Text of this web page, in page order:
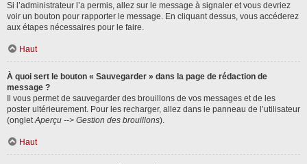
Si l’administrateur l’a permis, allez sur le message à signaler et vous devriez
voir un bouton pour rapporter le message. En cliquant dessus, vous accéderez
aux étapes nécessaires pour le faire.
Haut
À quoi sert le bouton « Sauvegarder » dans la page de rédaction de
message ?
Il vous permet de sauvegarder des brouillons de vos messages et de les
poster ultérieurement. Pour les recharger, allez dans le panneau de l’utilisateur
(ongletAperçu --> Gestion des brouillons).
Haut